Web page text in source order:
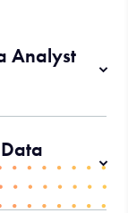
Analyst